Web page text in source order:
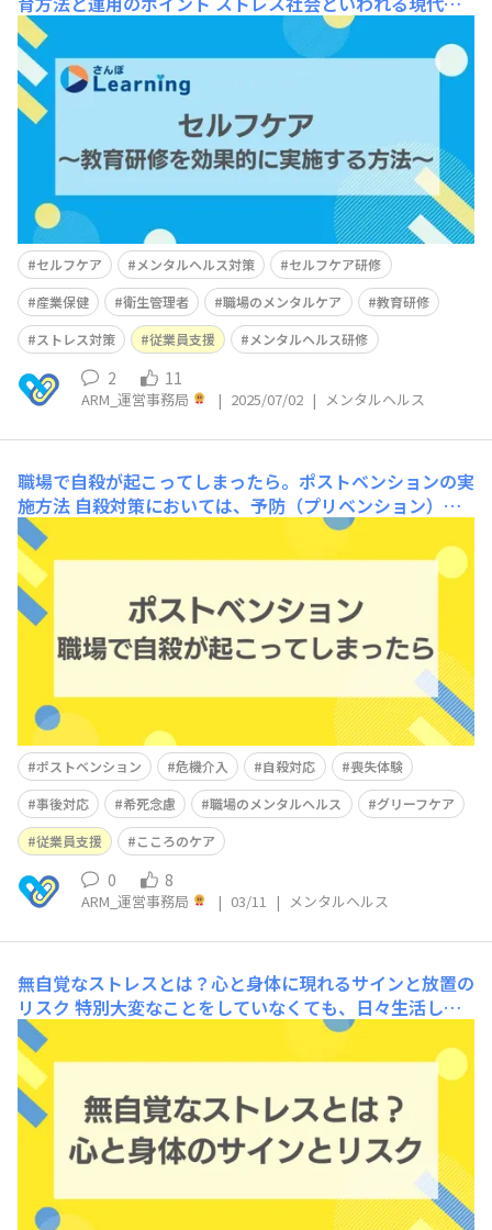
企業におけるメンタルヘルス対策の第一歩は、従業員自身
が心と体の変化に気づき、自ら対処する「セルフケア」で
す。 厚生労働省も推奨するこのセルフケア教育は、形式
だけで終わらせず、従業員の気づきや行動変容を引き出す
ことが大切です。 本記事では、産業保健スタッフ・衛生
管理者の
セルフケア メンタルヘルス対策
セルフケア研修
産業保健
衛生管理者 職場のメンタルケア
教育研修
ストレス対策
従業員支援 メンタルヘルス研修
2 11
ARM_運営事務局 | 2025/07/02 | メンタルヘルス
職場で自殺が起こってしまったら。ポストベンションの実
施方法 自殺対策においては、予防（プリベンション）
と、危機介入（インターベンション）、事後対応（ポスト
ベンション）という3つのアプローチが必要です。 プリベ
ンション（Prevention）：自殺のリスク要因を減らし予
防策を講じる。 インターベンション（Intervention）：
自殺の危険が迫ってい
ポストベンション 危機介入 自殺対応
喪失体験
事後対応
希死念慮 職場のメンタルヘルス
グリーフケア
従業員支援
こころのケア
0 8
ARM_運営事務局 | 03/11 | メンタルヘルス
無自覚なストレスとは？心と身体に現れるサインと放置の
リスク 特別大変なことをしていなくても、日々生活して
いると、知らず知らずのうちにストレスが溜まる場合があ
りますよね。しかし、無自覚なストレスが溜まり過ぎる
と、心身の不調に繋がり、回復が遅くなってしまう危険性
があるため、注意が必要です。 この記事では、無自覚な
ストレスの原因やストレスによって身体に表れるサ